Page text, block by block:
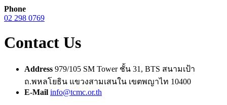
Phone
02 298 0769
Contact Us
Address 979/105 SM Tower ชั้น 31, BTS สนามเป้า
ถ.พหลโยธิน แขวงสามเสนใน เขตพญาไท 10400
E-Mail info@tcmc.or.th